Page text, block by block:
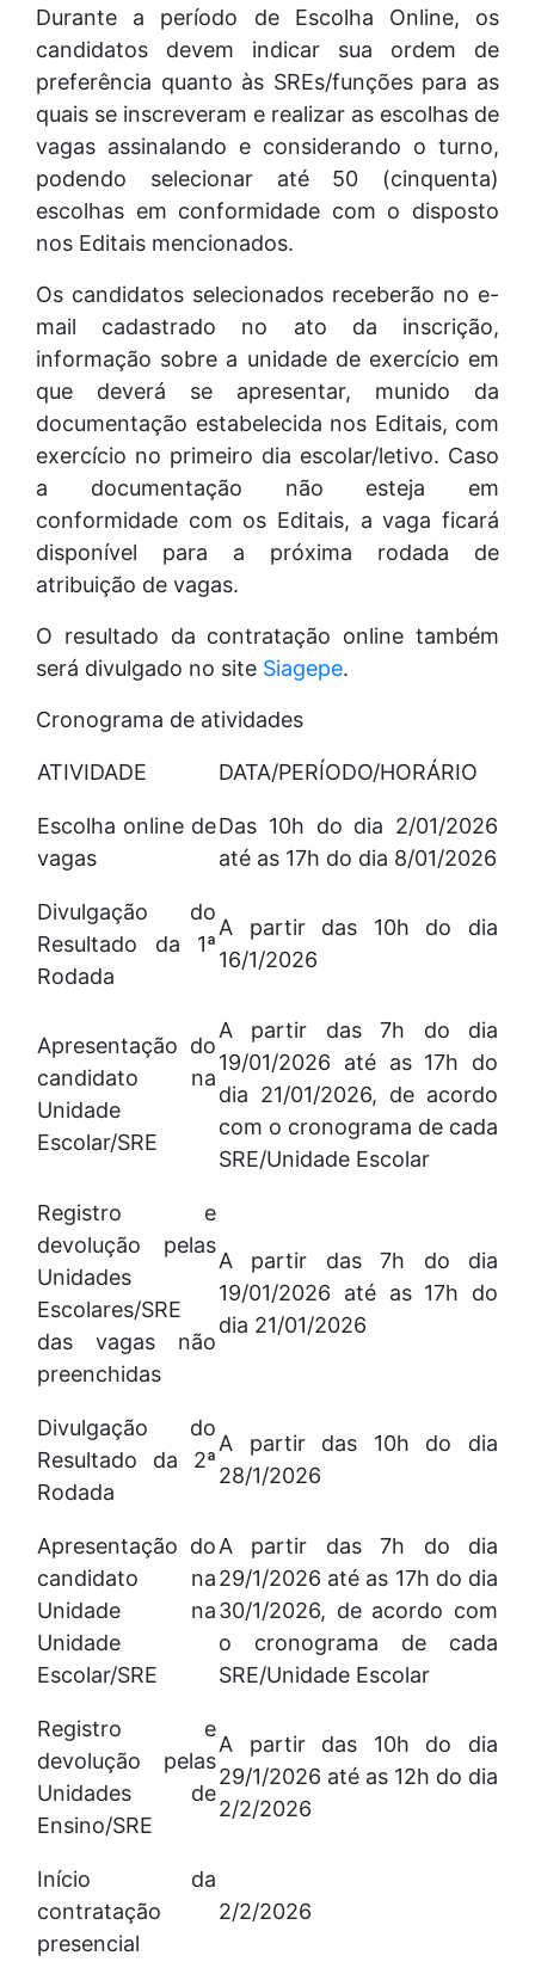
Durante a período de Escolha Online, os
candidatos devem indicar sua ordem de
preferência quanto às SREs/funções para as
quais se inscreveram e realizar as escolhas de
vagas assinalando e considerando o turno,
podendo selecionar até 50 (cinquenta)
escolhas em conformidade com o disposto
nos Editais mencionados.
Os candidatos selecionados receberão no e-
mail cadastrado no ato da inscrição,
informação sobre a unidade de exercício em
que deverá se apresentar, munido da
documentação estabelecida nos Editais, com
exercício no primeiro dia escolar/letivo. Caso
a documentação não esteja em
conformidade com os Editais, a vaga ficará
disponível para a próxima rodada de
atribuição de vagas.
O resultado da contratação online também
será divulgado no site Siagepe.
Cronograma de atividades
ATIVIDADE DATA/PERÍODO/HORÁRIO
Escolha online de
vagas
Das 10h do dia 2/01/2026
até as 17h do dia 8/01/2026
Divulgação do
Resultado da 1ª
Rodada
A partir das 10h do dia
16/1/2026
Apresentação do
candidato na
Unidade
Escolar/SRE
A partir das 7h do dia
19/01/2026 até as 17h do
dia 21/01/2026, de acordo
com o cronograma de cada
SRE/Unidade Escolar
Registro e
devolução pelas
Unidades
Escolares/SRE
das vagas não
preenchidas
A partir das 7h do dia
19/01/2026 até as 17h do
dia 21/01/2026
Divulgação do
Resultado da 2ª
Rodada
A partir das 10h do dia
28/1/2026
Apresentação do
candidato na
Unidade na
Unidade
Escolar/SRE
A partir das 7h do dia
29/1/2026 até as 17h do dia
30/1/2026, de acordo com
o cronograma de cada
SRE/Unidade Escolar
Registro e
devolução pelas
Unidades de
Ensino/SRE
A partir das 10h do dia
29/1/2026 até as 12h do dia
2/2/2026
Início da
contratação
presencial
2/2/2026